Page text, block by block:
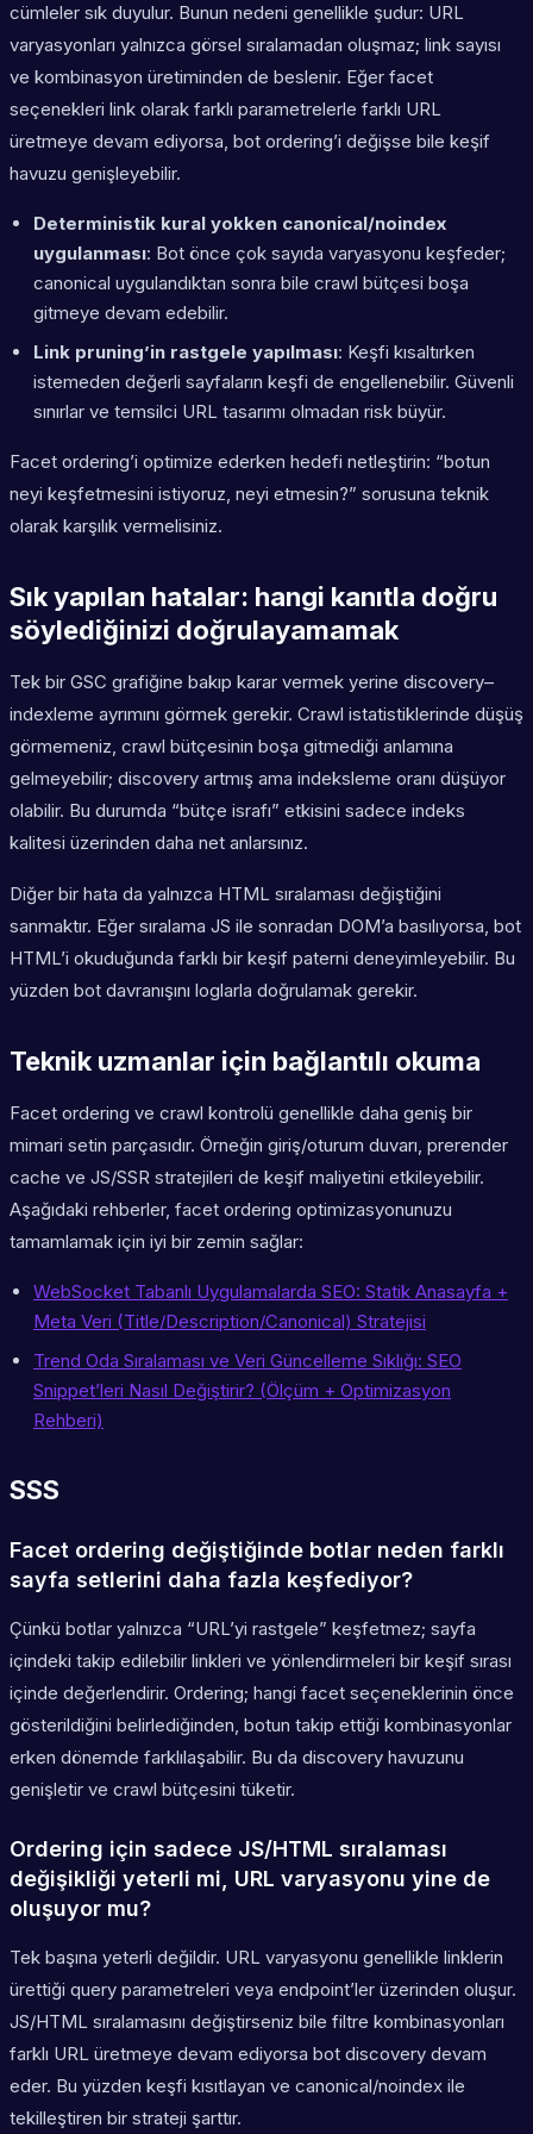
cümleler sık duyulur. Bunun nedeni genellikle şudur: URL
varyasyonları yalnızca görsel sıralamadan oluşmaz; link sayısı
ve kombinasyon üretiminden de beslenir. Eğer facet
seçenekleri link olarak farklı parametrelerle farklı URL
üretmeye devam ediyorsa, bot ordering’i değişse bile keşif
havuzu genişleyebilir.
Deterministik kural yokken canonical/noindex
uygulanması: Bot önce çok sayıda varyasyonu keşfeder;
canonical uygulandıktan sonra bile crawl bütçesi boşa
gitmeye devam edebilir.
Link pruning’in rastgele yapılması: Keşfi kısaltırken
istemeden değerli sayfaların keşfi de engellenebilir. Güvenli
sınırlar ve temsilci URL tasarımı olmadan risk büyür.
Facet ordering’i optimize ederken hedefi netleştirin: “botun
neyi keşfetmesini istiyoruz, neyi etmesin?” sorusuna teknik
olarak karşılık vermelisiniz.
Sık yapılan hatalar: hangi kanıtla doğru
söylediğinizi doğrulayamamak
Tek bir GSC grafiğine bakıp karar vermek yerine discovery–
indexleme ayrımını görmek gerekir. Crawl istatistiklerinde düşüş
görmemeniz, crawl bütçesinin boşa gitmediği anlamına
gelmeyebilir; discovery artmış ama indeksleme oranı düşüyor
olabilir. Bu durumda “bütçe israfı” etkisini sadece indeks
kalitesi üzerinden daha net anlarsınız.
Diğer bir hata da yalnızca HTML sıralaması değiştiğini
sanmaktır. Eğer sıralama JS ile sonradan DOM’a basılıyorsa, bot
HTML’i okuduğunda farklı bir keşif paterni deneyimleyebilir. Bu
yüzden bot davranışını loglarla doğrulamak gerekir.
Teknik uzmanlar için bağlantılı okuma
Facet ordering ve crawl kontrolü genellikle daha geniş bir
mimari setin parçasıdır. Örneğin giriş/oturum duvarı, prerender
cache ve JS/SSR stratejileri de keşif maliyetini etkileyebilir.
Aşağıdaki rehberler, facet ordering optimizasyonunuzu
tamamlamak için iyi bir zemin sağlar:
WebSocket Tabanlı Uygulamalarda SEO: Statik Anasayfa +
Meta Veri (Title/Description/Canonical) Stratejisi
Trend Oda Sıralaması ve Veri Güncelleme Sıklığı: SEO
Snippet’leri Nasıl Değiştirir? (Ölçüm + Optimizasyon
Rehberi)
SSS
Facet ordering değiştiğinde botlar neden farklı
sayfa setlerini daha fazla keşfediyor?
Çünkü botlar yalnızca “URL’yi rastgele” keşfetmez; sayfa
içindeki takip edilebilir linkleri ve yönlendirmeleri bir keşif sırası
içinde değerlendirir. Ordering; hangi facet seçeneklerinin önce
gösterildiğini belirlediğinden, botun takip ettiği kombinasyonlar
erken dönemde farklılaşabilir. Bu da discovery havuzunu
genişletir ve crawl bütçesini tüketir.
Ordering için sadece JS/HTML sıralaması
değişikliği yeterli mi, URL varyasyonu yine de
oluşuyor mu?
Tek başına yeterli değildir. URL varyasyonu genellikle linklerin
ürettiği query parametreleri veya endpoint’ler üzerinden oluşur.
JS/HTML sıralamasını değiştirseniz bile filtre kombinasyonları
farklı URL üretmeye devam ediyorsa bot discovery devam
eder. Bu yüzden keşfi kısıtlayan ve canonical/noindex ile
tekilleştiren bir strateji şarttır.